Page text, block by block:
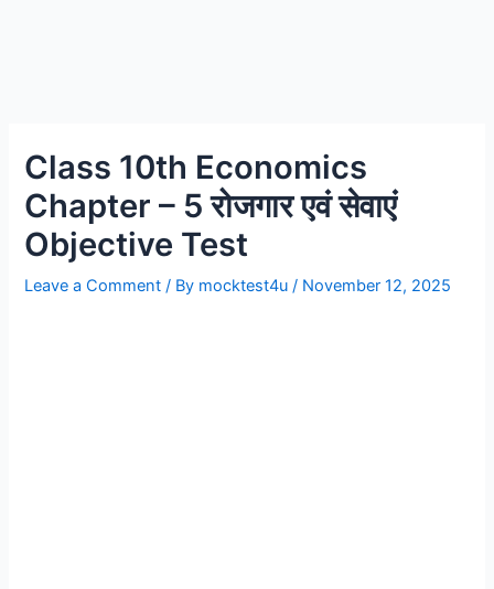
Class 10th Economics
Chapter – 5 रोजगार एवं सेवाएं
Objective Test
Leave a Comment / By mocktest4u / November 12, 2025